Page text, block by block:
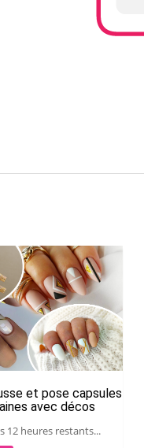
et pose capsules
avec décos
12 heures restants...